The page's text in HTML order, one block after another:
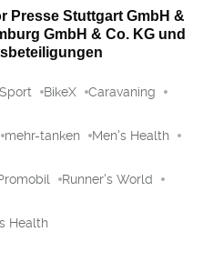
Presse Stuttgart GmbH &
GmbH & Co. KG und
BikeX Caravaning
mehr-tanken Men's Health
Runner's World
Health